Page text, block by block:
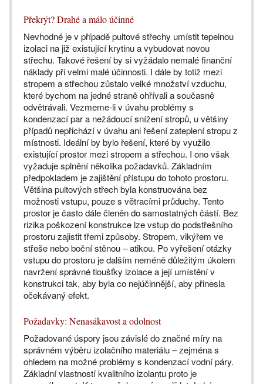
Překrýt? Drahé a málo účinné
Nevhodné je v případě pultové střechy umístit tepelnou
izolaci na již existující krytinu a vybudovat novou
střechu. Takové řešení by si vyžádalo nemalé finanční
náklady při velmi malé účinnosti. I dále by totiž mezi
stropem a střechou zůstalo velké množství vzduchu,
které bychom na jedné straně ohřívali a současně
odvětrávali. Vezmeme-li v úvahu problémy s
kondenzací par a nežádoucí snížení stropů, u většiny
případů nepřichází v úvahu ani řešení zateplení stropu z
místnosti. Ideální by bylo řešení, které by využilo
existující prostor mezi stropem a střechou. I ono však
vyžaduje splnění několika požadavků. Základním
předpokladem je zajištění přístupu do tohoto prostoru.
Většina pultových střech byla konstruována bez
možnosti vstupu, pouze s větracími průduchy. Tento
prostor je často dále členěn do samostatných částí. Bez
rizika poškození konstrukce lze vstup do podstřešního
prostoru zajistit třemi způsoby. Stropem, vikýřem ve
střeše nebo boční stěnou – atikou. Po vyřešení otázky
vstupu do prostoru je dalším neméně důležitým úkolem
navržení správné tloušťky izolace a její umístění v
konstrukci tak, aby byla co nejúčinnější, aby přinesla
očekávaný efekt.
Požadavky: Nenasákavost a odolnost
Požadované úspory jsou závislé do značné míry na
správném výběru izolačního materiálu – zejména s
ohledem na možné problémy s kondenzací vodní páry.
Základní vlastností kvalitního izolantu proto je